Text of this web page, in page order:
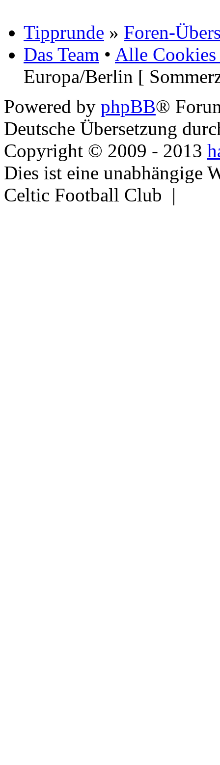
Tipprunde » Foren-
Das Team • Alle Cookies
Europa/Berlin [
Powered by phpBB®
Deutsche Übersetzung
Copyright © 2009 - 2013
Dies ist eine unabhängige
Celtic Football Club |